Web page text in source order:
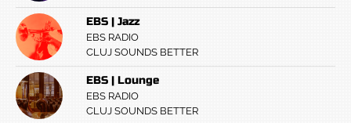
EBS | Jazz
EBS RADIO
CLUJ SOUNDS BETTER
EBS | Lounge
EBS RADIO
CLUJ SOUNDS BETTER